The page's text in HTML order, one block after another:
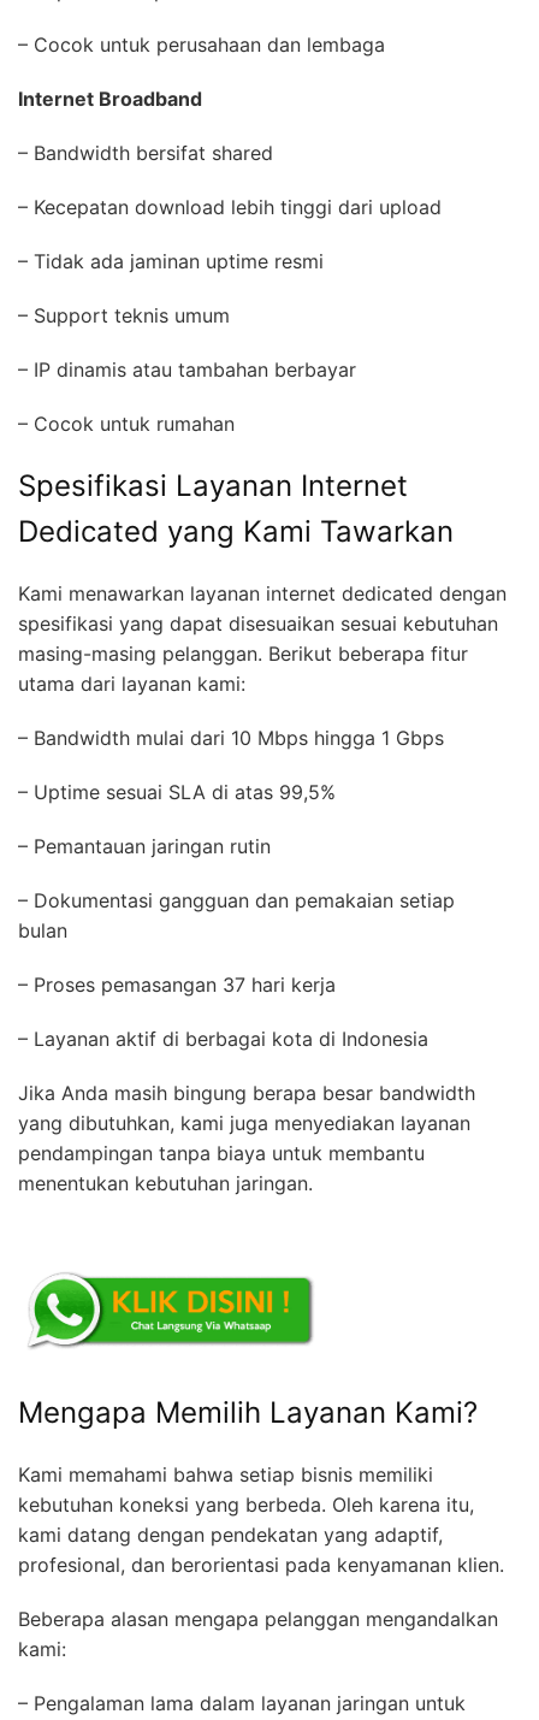
– Cocok untuk perusahaan dan lembaga
Internet Broadband
– Bandwidth bersifat shared
– Kecepatan download lebih tinggi dari upload
– Tidak ada jaminan uptime resmi
– Support teknis umum
– IP dinamis atau tambahan berbayar
– Cocok untuk rumahan
Spesifikasi Layanan Internet
Dedicated yang Kami Tawarkan
Kami menawarkan layanan internet dedicated dengan
spesifikasi yang dapat disesuaikan sesuai kebutuhan
masing-masing pelanggan. Berikut beberapa fitur
utama dari layanan kami:
– Bandwidth mulai dari 10 Mbps hingga 1 Gbps
– Uptime sesuai SLA di atas 99,5%
– Pemantauan jaringan rutin
– Dokumentasi gangguan dan pemakaian setiap
bulan
– Proses pemasangan 37 hari kerja
– Layanan aktif di berbagai kota di Indonesia
Jika Anda masih bingung berapa besar bandwidth
yang dibutuhkan, kami juga menyediakan layanan
pendampingan tanpa biaya untuk membantu
menentukan kebutuhan jaringan.
Mengapa Memilih Layanan Kami?
Kami memahami bahwa setiap bisnis memiliki
kebutuhan koneksi yang berbeda. Oleh karena itu,
kami datang dengan pendekatan yang adaptif,
profesional, dan berorientasi pada kenyamanan klien.
Beberapa alasan mengapa pelanggan mengandalkan
kami:
– Pengalaman lama dalam layanan jaringan untuk